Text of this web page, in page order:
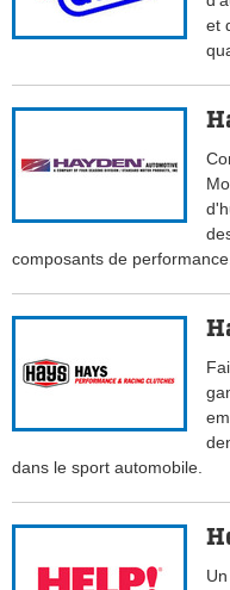
et
composants de performance.
dans le sport automobile.